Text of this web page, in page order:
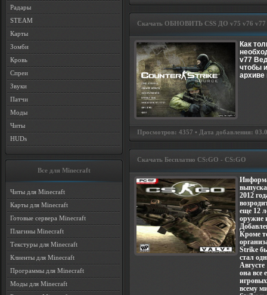
Радары
STEAM
Карты
Зомби
Кровь
Спреи
Звуки
Патчи
Моды
Читы
HUDs
Все для Minecraft
Читы для Minecraft
Карты для Minecraft
Готовые сервера Minecraft
Плагины Minecraft
Текстуры для Minecraft
Клиенты для Minecraft
Программы для Minecraft
Моды для Minecraft
Скачать ОБНОВИТЬ CSS ДО v75 v76 v77
Как
v77
чтобы
архиве
Просмотров: 4357 • Дата добавления:
Скачать Бесплатно CS:GO - CS:GO
2012
еще 12
оружие
Кроме
Strike
стал
она все
всему